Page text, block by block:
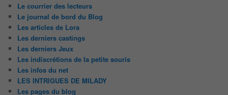
Le courrier des lecteurs
Le journal de bord du Blog
Les articles de Lora
Les derniers castings
Les derniers Jeux
Les indiscrétions de la petite souris
Les infos du net
LES INTRIGUES DE MILADY
Les pages du blog